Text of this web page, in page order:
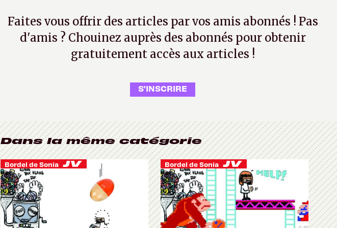
Faites vous offrir des articles par vos amis abonnés ! Pas
d'amis ? Chouinez auprès des abonnés pour obtenir
gratuitement accès aux articles !
S'INSCRIRE
Dans la même catégorie
Bordel de Sonia Bordel de Sonia